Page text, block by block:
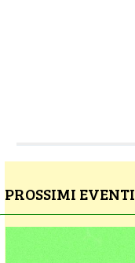
PROSSIMI EVENTI